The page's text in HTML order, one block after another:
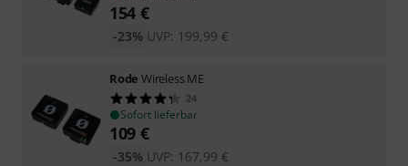
154 €
UVP: 199,99 €
-23%
Rode Wireless ME
24
Sofort lieferbar
109 €
UVP: 167,99 €
-35%